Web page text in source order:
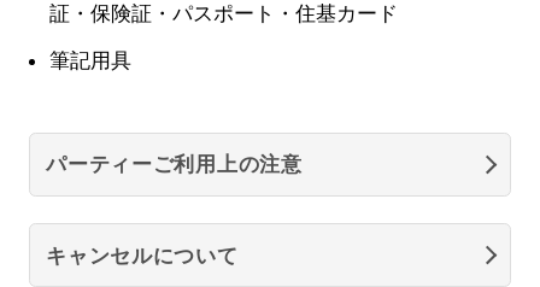
証・保険証・パスポート・住基カード
筆記用具
パーティーご利用上の注意
キャンセルについて